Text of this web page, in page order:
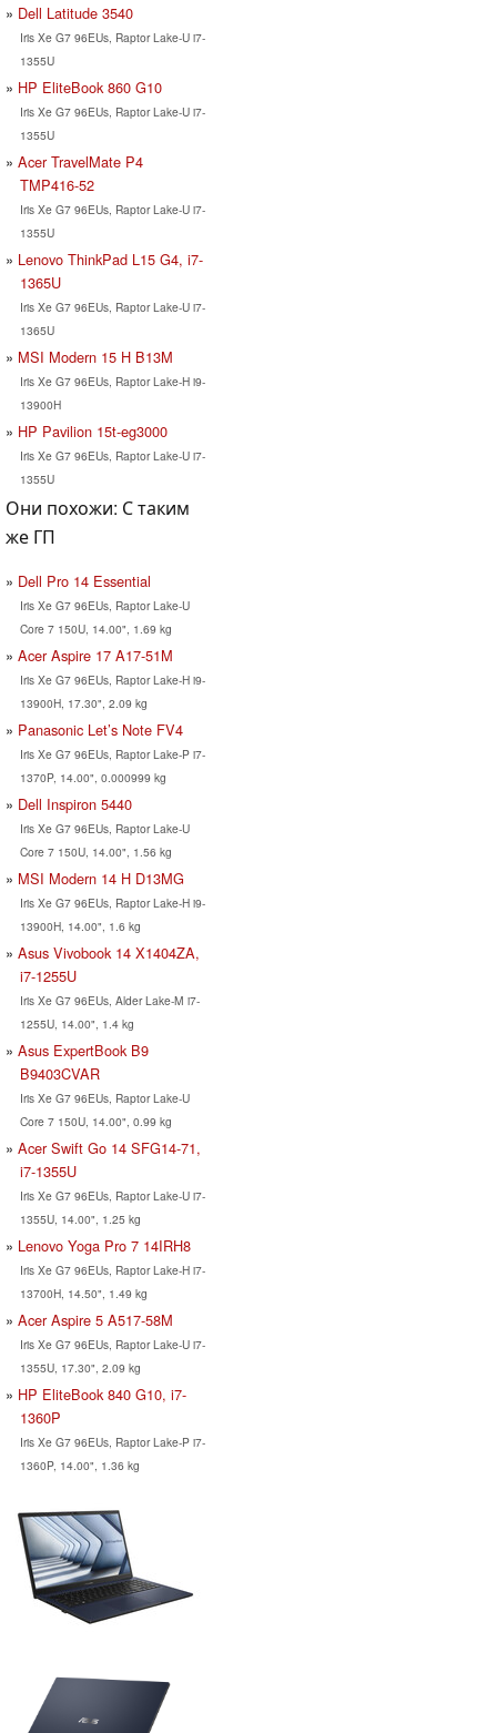
Dell Latitude 3540
Iris Xe G7 96EUs, Raptor Lake-U i7-
1355U
HP EliteBook 860 G10
Iris Xe G7 96EUs, Raptor Lake-U i7-
1355U
Acer TravelMate P4
TMP416-52
Iris Xe G7 96EUs, Raptor Lake-U i7-
1355U
Lenovo ThinkPad L15 G4, i7-
1365U
Iris Xe G7 96EUs, Raptor Lake-U i7-
1365U
MSI Modern 15 H B13M
Iris Xe G7 96EUs, Raptor Lake-H i9-
13900H
HP Pavilion 15t-eg3000
Iris Xe G7 96EUs, Raptor Lake-U i7-
1355U
Они похожи: С таким
же ГП
Dell Pro 14 Essential
Iris Xe G7 96EUs, Raptor Lake-U
Core 7 150U, 14.00", 1.69 kg
Acer Aspire 17 A17-51M
Iris Xe G7 96EUs, Raptor Lake-H i9-
13900H, 17.30", 2.09 kg
Panasonic Let’s Note FV4
Iris Xe G7 96EUs, Raptor Lake-P i7-
1370P, 14.00", 0.000999 kg
Dell Inspiron 5440
Iris Xe G7 96EUs, Raptor Lake-U
Core 7 150U, 14.00", 1.56 kg
MSI Modern 14 H D13MG
Iris Xe G7 96EUs, Raptor Lake-H i9-
13900H, 14.00", 1.6 kg
Asus Vivobook 14 X1404ZA,
i7-1255U
Iris Xe G7 96EUs, Alder Lake-M i7-
1255U, 14.00", 1.4 kg
Asus ExpertBook B9
B9403CVAR
Iris Xe G7 96EUs, Raptor Lake-U
Core 7 150U, 14.00", 0.99 kg
Acer Swift Go 14 SFG14-71,
i7-1355U
Iris Xe G7 96EUs, Raptor Lake-U i7-
1355U, 14.00", 1.25 kg
Lenovo Yoga Pro 7 14IRH8
Iris Xe G7 96EUs, Raptor Lake-H i7-
13700H, 14.50", 1.49 kg
Acer Aspire 5 A517-58M
Iris Xe G7 96EUs, Raptor Lake-U i7-
1355U, 17.30", 2.09 kg
HP EliteBook 840 G10, i7-
1360P
Iris Xe G7 96EUs, Raptor Lake-P i7-
1360P, 14.00", 1.36 kg